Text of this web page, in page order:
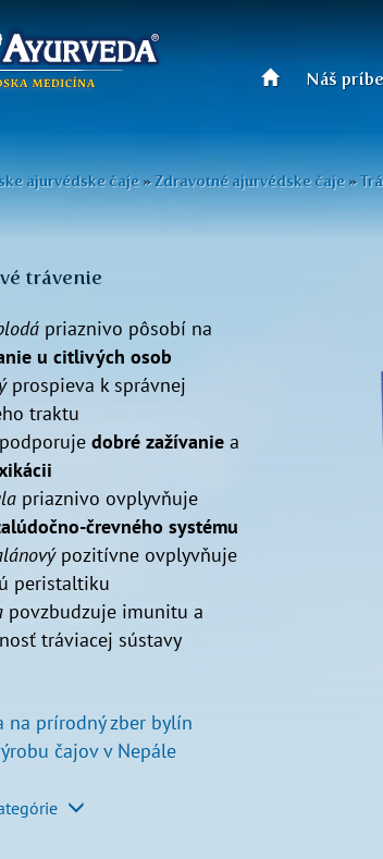
Náš
ajurvédske čaje »Zdravotné ajurvédske čaje »
trávenie
priaznivo pôsobí na
u citlivých osob
prospieva k správnej
traktu
dobré zažívanie a
priaznivo ovplyvňuje
črevného systému
pozitívne ovplyvňuje
peristaltiku
povzbudzuje imunitu a
tráviacej sústavy
na prírodný zber bylín
čajov v Nepále